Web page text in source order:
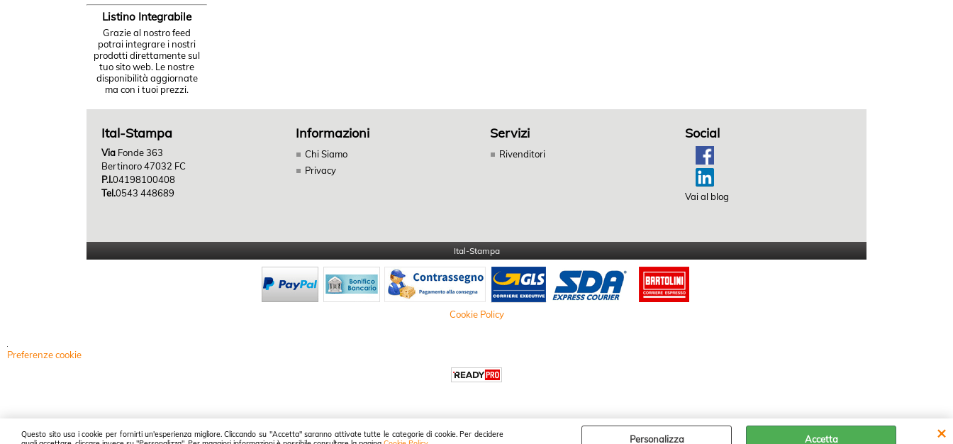
Questo sito usa i cookie per fornirti un'esperienza migliore. Cliccando su "Accetta" saranno attivate tutte le categorie di cookie. Per decidere
Personalizza Accetta
Listino Integrabile
Grazie al nostro feed
potrai integrare i nostri
prodotti direttamente sul
tuo sito web. Le nostre
disponibilità aggiornate
ma con i tuoi prezzi.
Ital-Stampa
Via Fonde 363
Bertinoro 47032 FC
P.I.04198100408
Tel.0543 448689
Informazioni
Chi Siamo
Privacy
Servizi
Rivenditori
Social
Vai al blog
Ital-Stampa
Cookie Policy
Preferenze cookie